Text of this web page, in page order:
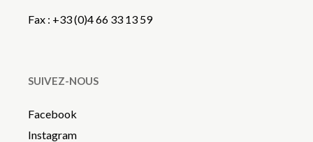
Fax : +33 (0)4 66 33 13 59
SUIVEZ-NOUS
Facebook
Instagram